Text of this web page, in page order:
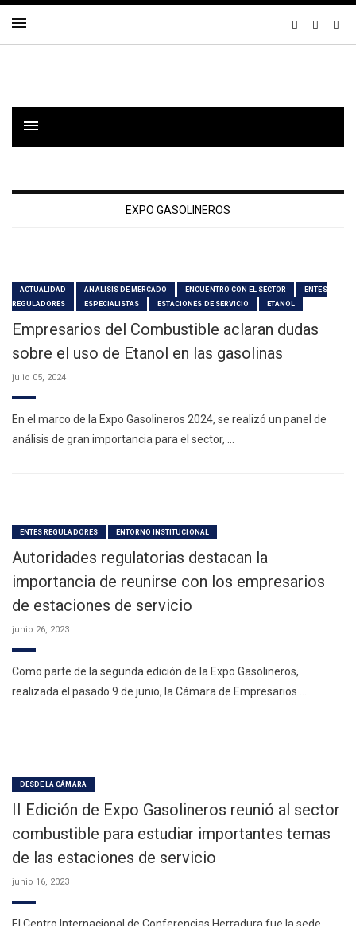
EXPO GASOLINEROS
ACTUALIDAD ANÁLISIS DE MERCADO ENCUENTRO CON EL SECTOR
ENTES
REGULADORES
ESPECIALISTAS ESTACIONES DE SERVICIO ETANOL
Empresarios del Combustible aclaran dudas
sobre el uso de Etanol en las gasolinas
julio 05, 2024
En el marco de la Expo Gasolineros 2024, se realizó un panel de
análisis de gran importancia para el sector, …
ENTES REGULADORES ENTORNO INSTITUCIONAL
Autoridades regulatorias destacan la
importancia de reunirse con los empresarios
de estaciones de servicio
junio 26, 2023
Como parte de la segunda edición de la Expo Gasolineros,
realizada el pasado 9 de junio, la Cámara de Empresarios …
DESDE LA CÁMARA
II Edición de Expo Gasolineros reunió al sector
combustible para estudiar importantes temas
de las estaciones de servicio
junio 16, 2023